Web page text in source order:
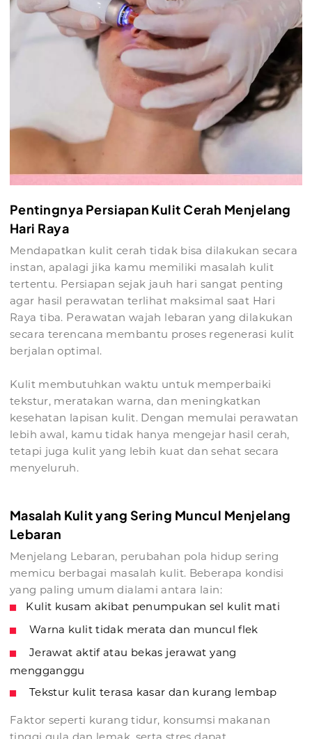
Pentingnya Persiapan Kulit Cerah Menjelang
Hari Raya
Mendapatkan kulit cerah tidak bisa dilakukan secara
instan, apalagi jika kamu memiliki masalah kulit
tertentu. Persiapan sejak jauh hari sangat penting
agar hasil perawatan terlihat maksimal saat Hari
Raya tiba. Perawatan wajah lebaran yang dilakukan
secara terencana membantu proses regenerasi kulit
berjalan optimal.
Kulit membutuhkan waktu untuk memperbaiki
tekstur, meratakan warna, dan meningkatkan
kesehatan lapisan kulit. Dengan memulai perawatan
lebih awal, kamu tidak hanya mengejar hasil cerah,
tetapi juga kulit yang lebih kuat dan sehat secara
menyeluruh.
Masalah Kulit yang Sering Muncul Menjelang
Lebaran
Menjelang Lebaran, perubahan pola hidup sering
memicu berbagai masalah kulit. Beberapa kondisi
yang paling umum dialami antara lain:
Kulit kusam akibat penumpukan sel kulit mati
Warna kulit tidak merata dan muncul flek
Jerawat aktif atau bekas jerawat yang
mengganggu
Tekstur kulit terasa kasar dan kurang lembap
Faktor seperti kurang tidur, konsumsi makanan